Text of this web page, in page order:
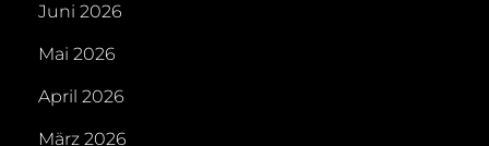
Juni 2026
Mai 2026
April 2026
März 2026